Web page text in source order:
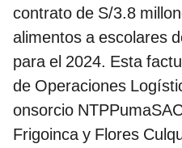
contrato de S/3.8
alimentos a escolares
para el 2024. Esta
de Operaciones
onsorcio
Frigoinca y Flores